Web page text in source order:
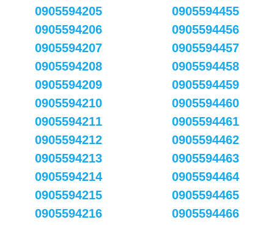
0905594205
0905594206
0905594207
0905594208
0905594209
0905594210
0905594211
0905594212
0905594213
0905594214
0905594215
0905594216
0905594455
0905594456
0905594457
0905594458
0905594459
0905594460
0905594461
0905594462
0905594463
0905594464
0905594465
0905594466